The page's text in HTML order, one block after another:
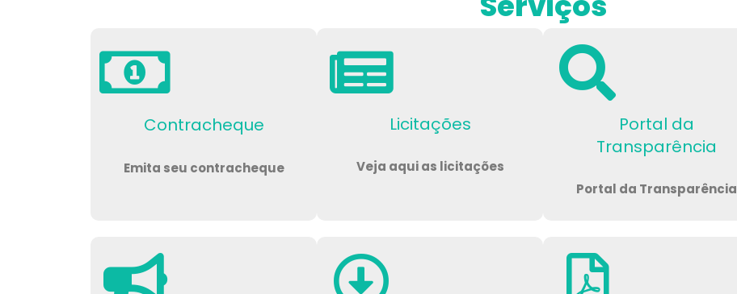
Contracheque
Emita seu contracheque
Licitações
Veja aqui as licitações
Portal da
Transparência
Portal da Transparência